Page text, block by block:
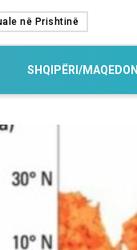
në Prishtinë
SHQIPËRI/MAQEDONI